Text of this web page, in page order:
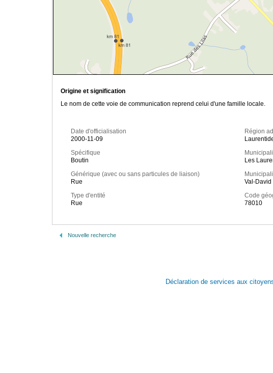
Origine et signification
Le nom de cette voie de communication reprend celui d'une famille locale.
Date d'officialisation
2000-11-09
Spécifique
Boutin
Générique (avec ou sans particules de liaison)
Rue
Type d'entité
Rue
Région
Les
Val-
Code
78010
Nouvelle recherche
Déclaration de services aux